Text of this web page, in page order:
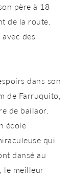
père à 18
de la route.
des
dans son
de Farruquito,
de bailaor.
école
qui
dansé au
​​le meilleur